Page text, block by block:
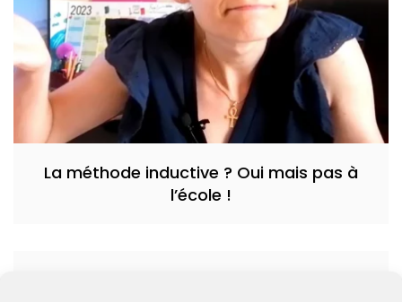
La méthode inductive ? Oui mais pas à
l’école !